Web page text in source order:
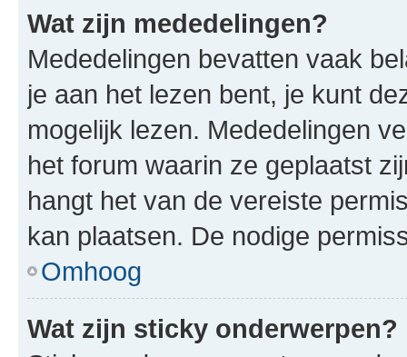
Wat zijn mededelingen?
Mededelingen bevatten vaak
je aan het lezen bent, je kunt
mogelijk lezen. Mededelingen
het forum waarin ze geplaatst
hangt het van de vereiste
kan plaatsen. De nodige
Omhoog
Wat zijn sticky onderwerpen?